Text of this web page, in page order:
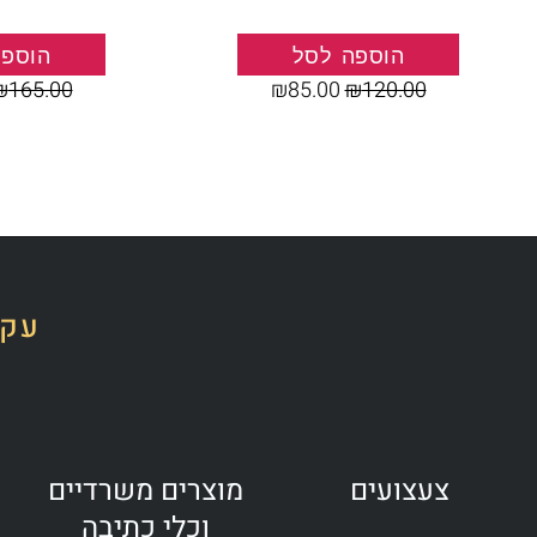
הוספה לסל
₪120.00
₪85.00
165.00
צעצועים
מוצרים משרדיים
וכלי כתיבה